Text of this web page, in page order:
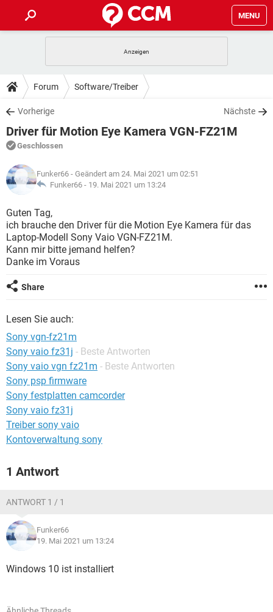
MENU
ANDROID IOS
WINDOWS 10
WHATSAPP TIKTOK
FACEBOOK
TIPPS & TRICKS
SPIELE
WINDOWS 10
WHATSAPP
FACEBOOK HARDWARE
DOWNLOADS
SPIELE STREAMING
ANDROID
WINDOWS 10 INSTAGRAM
WHATSAPP
FACEBOOK
FORUM
SPIELE
ANDROID IOS
WHATSAPP TIKTOK
FACEBOOK
LEXIKON
SPIELE
ANDROID
WINDOWS 10 INSTAGRAM
WHATSAPP
Forum Software/Treiber
Vorherige Nächste
Driver für Motion Eye Kamera VGN-FZ21M
Geschlossen
Funker66 - Geändert am 24. Mai 2021 um 02:51
Funker66 - 19. Mai 2021 um 13:24
Guten Tag,
ich brauche den Driver für die Motion Eye Kamera für das
Laptop-Modell Sony Vaio VGN-FZ21M.
Kann mir bitte jemand helfen?
Danke im Voraus
Share
Lesen Sie auch:
Sony vgn-fz21m
Sony vaio fz31j - Beste Antworten
Sony vaio vgn fz21m - Beste Antworten
Sony psp firmware
Sony festplatten camcorder
Sony vaio fz31j
Treiber sony vaio
Kontoverwaltung sony
1 Antwort
ANTWORT 1 / 1
Funker66
19. Mai 2021 um 13:24
Windows 10 ist installiert